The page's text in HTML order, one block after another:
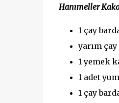
Hanımeller
1 çay
yarım çay
1 yemek
1 adet
1 çay